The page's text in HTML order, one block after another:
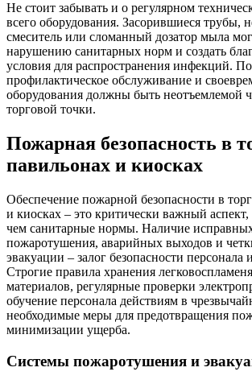
Не стоит забывать и о регулярном
всего оборудования. Засорившиеся трубы,
смеситель или сломанный дозатор мыла
нарушению санитарных норм и создать
условия для распространения инфекций.
профилактическое обслуживание и
оборудования должны быть неотъемлемой
торговой точки.
Пожарная безопасность в
павильонах и киосках
Обеспечение пожарной безопасности в
и киосках – это критически важный
чем санитарные нормы. Наличие
пожаротушения, аварийных выходов и
эвакуации – залог безопасности персонала
Строгие правила хранения
материалов, регулярные проверки
обучение персонала действиям в
необходимые меры для предотвращения
минимизации ущерба.
Системы пожаротушения и